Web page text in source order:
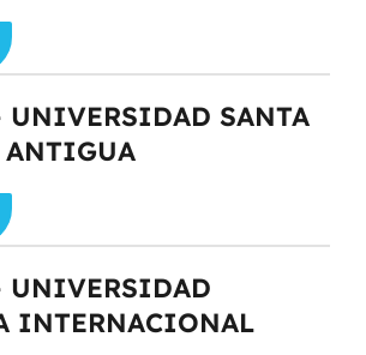
UNIVERSIDAD SANTA
UNIVERSIDAD
INTERNACIONAL